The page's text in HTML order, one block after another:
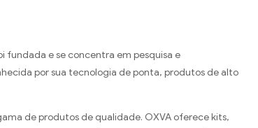
fundada e se concentra em pesquisa e
por sua tecnologia de ponta, produtos de alto
de produtos de qualidade. OXVA oferece kits,